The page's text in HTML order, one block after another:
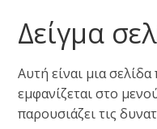
Αθηνών
Εκκλησιαστική
Ακαδημία
Αθηνών
Δείγμα
Αυτή είναι μια
εμφανίζεται στο
παρουσιάζει τις